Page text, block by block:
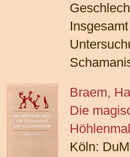
Braem,
Die
Köln: